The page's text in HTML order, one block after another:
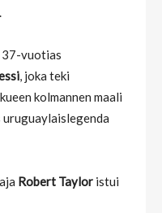
37-vuotias
, joka teki
kolmannen maali
Robert Taylor istui